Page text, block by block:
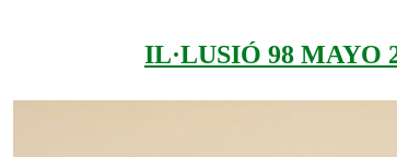
IL·LUSIÓ 98 MAYO